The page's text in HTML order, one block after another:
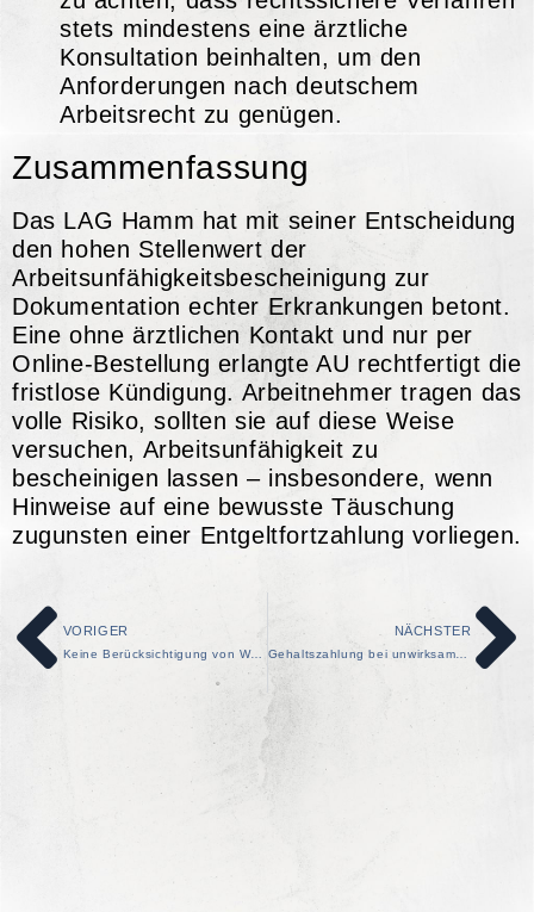
stets mindestens eine ärztliche
Konsultation beinhalten, um den
Anforderungen nach deutschem
Arbeitsrecht zu genügen.
Zusammenfassung
Das LAG Hamm hat mit seiner Entscheidung
den hohen Stellenwert der
Arbeitsunfähigkeitsbescheinigung zur
Dokumentation echter Erkrankungen betont.
Eine ohne ärztlichen Kontakt und nur per
Online-Bestellung erlangte AU rechtfertigt die
fristlose Kündigung. Arbeitnehmer tragen das
volle Risiko, sollten sie auf diese Weise
versuchen, Arbeitsunfähigkeit zu
bescheinigen lassen – insbesondere, wenn
Hinweise auf eine bewusste Täuschung
zugunsten einer Entgeltfortzahlung vorliegen.
VORIGER
Keine Berücksichtigung von Weihnachtsgeld bei der Urlaubsabgeltung
NÄCHSTER